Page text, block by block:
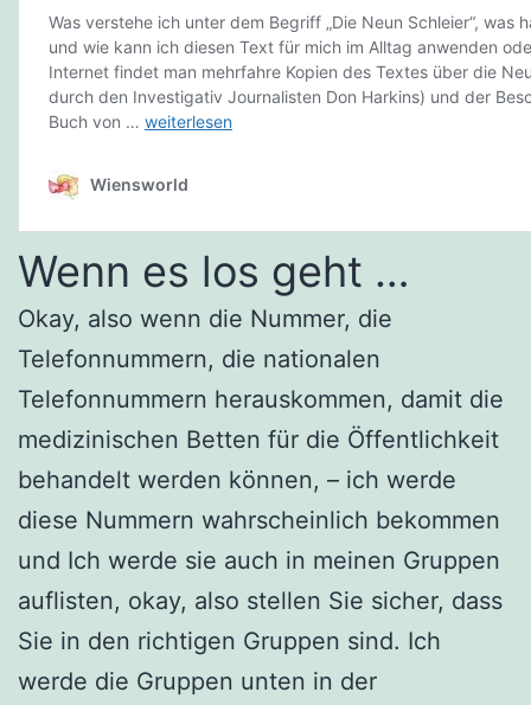
Wenn es los geht …
Okay, also wenn die Nummer, die
Telefonnummern, die nationalen
Telefonnummern herauskommen, damit die
medizinischen Betten für die Öffentlichkeit
behandelt werden können, – ich werde
diese Nummern wahrscheinlich bekommen
und Ich werde sie auch in meinen Gruppen
auflisten, okay, also stellen Sie sicher, dass
Sie in den richtigen Gruppen sind. Ich
werde die Gruppen unten in der